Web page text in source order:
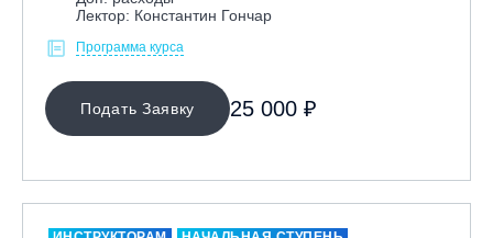
Лектор: Константин Гончар
Программа курса
Подать Заявку 25 000 ₽